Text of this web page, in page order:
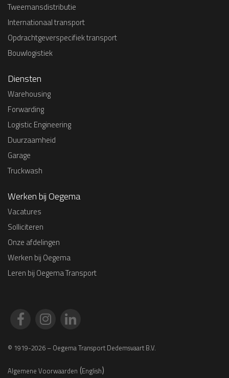
Tweemansdistributie
Internationaal transport
Opdrachtgeverspecifiek transport
Bouwlogistiek
Diensten
Warehousing
Forwarding
Logistic Engineering
Duurzaamheid
Garage
Truckwash
Werken bij Oegema
Vacatures
Solliciteren
Onze afdelingen
Werken bij Oegema
Leren bij Oegema Transport
© 1919-2026 – Oegema Transport Dedemsvaart B.V.
Algemene Voorwaarden (English)